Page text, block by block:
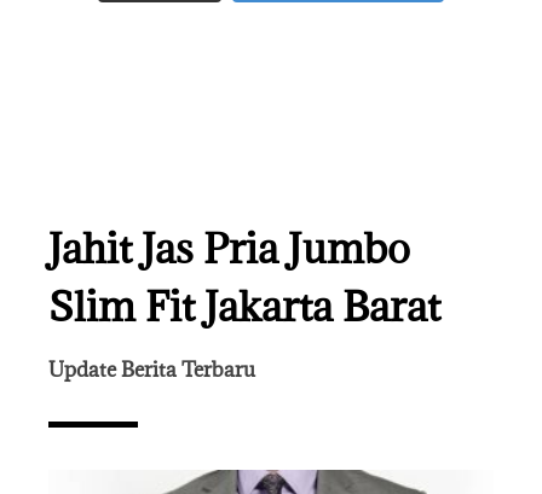
Jahit Jas Pria Jumbo
Slim Fit Jakarta Barat
Update Berita Terbaru